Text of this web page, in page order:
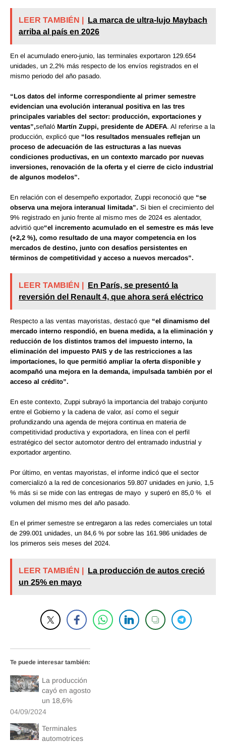
LEER TAMBIÉN | La marca de ultra-lujo Maybach
arriba al país en 2026
En el acumulado enero-junio, las terminales exportaron 129.654
unidades, un 2,2% más respecto de los envíos registrados en el
mismo periodo del año pasado.
“Los datos del informe correspondiente al primer semestre
evidencian una evolución interanual positiva en las tres
principales variables del sector: producción, exportaciones y
ventas”,señaló Martín Zuppi, presidente de ADEFA. Al referirse a la
producción, explicó que “los resultados mensuales reflejan un
proceso de adecuación de las estructuras a las nuevas
condiciones productivas, en un contexto marcado por nuevas
inversiones, renovación de la oferta y el cierre de ciclo industrial
de algunos modelos”.
En relación con el desempeño exportador, Zuppi reconoció que “se
observa una mejora interanual limitada”. Si bien el crecimiento del
9% registrado en junio frente al mismo mes de 2024 es alentador,
advirtió que“el incremento acumulado en el semestre es más leve
(+2,2 %), como resultado de una mayor competencia en los
mercados de destino, junto con desafíos persistentes en
términos de competitividad y acceso a nuevos mercados”.
LEER TAMBIÉN | En París, se presentó la
reversión del Renault 4, que ahora será eléctrico
Respecto a las ventas mayoristas, destacó que “el dinamismo del
mercado interno respondió, en buena medida, a la eliminación y
reducción de los distintos tramos del impuesto interno, la
eliminación del impuesto PAIS y de las restricciones a las
importaciones, lo que permitió ampliar la oferta disponible y
acompañó una mejora en la demanda, impulsada también por el
acceso al crédito”.
En este contexto, Zuppi subrayó la importancia del trabajo conjunto
entre el Gobierno y la cadena de valor, así como el seguir
profundizando una agenda de mejora continua en materia de
competitividad productiva y exportadora, en línea con el perfil
estratégico del sector automotor dentro del entramado industrial y
exportador argentino.
Por último, en ventas mayoristas, el informe indicó que el sector
comercializó a la red de concesionarios 59.807 unidades en junio, 1,5
% más si se mide con las entregas de mayo y superó en 85,0 % el
volumen del mismo mes del año pasado.
En el primer semestre se entregaron a las redes comerciales un total
de 299.001 unidades, un 84,6 % por sobre las 161.986 unidades de
los primeros seis meses del 2024.
LEER TAMBIÉN | La producción de autos creció
un 25% en mayo
Te puede interesar también:
La producción
cayó en agosto
un 18,6%
04/09/2024
Terminales
automotrices